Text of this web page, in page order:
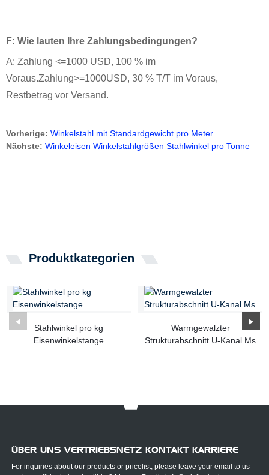
F: Wie lauten Ihre Zahlungsbedingungen?
A: Zahlung <=1000 USD, 100 % im
Voraus.Zahlung>=1000USD, 30 % T/T im Voraus,
Restbetrag vor Versand.
Vorherige: Winkelstahl mit Standardgewicht pro Meter
Nächste: Winkeleisen Winkelstahlgrößen Stahlwinkel pro Tonne
Produktkategorien
Stahlwinkel pro kg
Eisenwinkelstange
Warmgewalzter
Strukturabschnitt U-Kanal Ms
ÜBER UNS VERTRIEBSNETZ KONTAKT KARRIERE
For inquiries about our products or pricelist, please leave your email to us